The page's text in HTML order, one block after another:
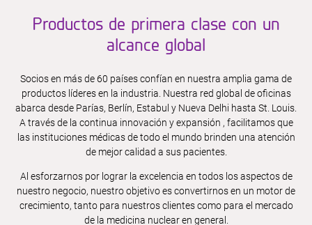
Título Académico
Empresa o institución
Productos de primera clase con un
alcance global
Socios en más de 60 países confían en nuestra amplia gama de
productos líderes en la industria. Nuestra red global de oficinas
abarca desde Parías, Berlín, Estabul y Nueva Delhi hasta St. Louis.
A través de la continua innovación y expansión , facilitamos que
las instituciones médicas de todo el mundo brinden una atención
de mejor calidad a sus pacientes.
Al esforzarnos por lograr la excelencia en todos los aspectos de
nuestro negocio, nuestro objetivo es convertirnos en un motor de
crecimiento, tanto para nuestros clientes como para el mercado
de la medicina nuclear en general.